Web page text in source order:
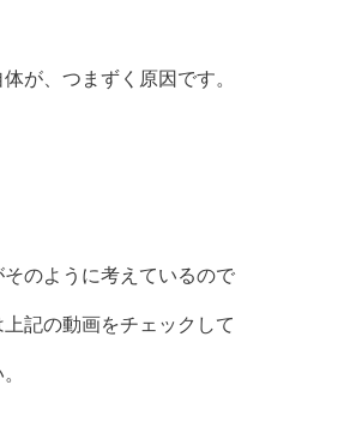
が、つまずく原因です。
そのように考えているので
記の動画をチェックして